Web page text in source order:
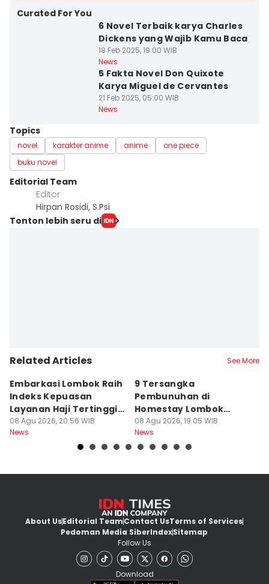
Curated For You
6 Novel Terbaik karya Charles
Dickens yang Wajib Kamu Baca
18 Feb 2025, 19:00 WIB
News
5 Fakta Novel Don Quixote
Karya Miguel de Cervantes
21 Feb 2025, 05:00 WIB
News
Topics
novel karakter anime anime
one piece
buku novel
Editorial Team
Editor
Hirpan Rosidi, S.Psi
Tonton lebih seru di
Related Articles See More
Embarkasi Lombok Raih
Indeks Kepuasan
Layanan Haji Tertinggi
Nasional
08 Agu 2026, 20:56 WIB
News
9 Tersangka
Pembunuhan di
Homestay Lombok
Barat Dilimpahkan ke
Jaksa
08 Agu 2026, 19:05 WIB
News
About UsEditorial TeamContact UsTerms of Services
Pedoman Media SiberIndexSitemap
Follow Us
Download